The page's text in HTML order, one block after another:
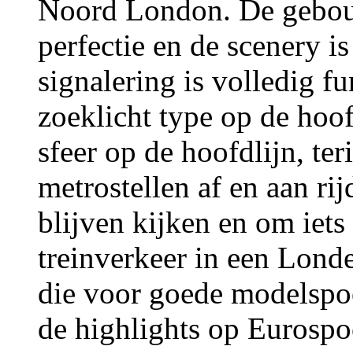
Noord London. De
perfectie en de scenery
signalering is volledig
zoeklicht type op de
sfeer op de hoofdlijn,
metrostellen af en aan
blijven kijken en om iets
treinverkeer in een
die voor goede
de highlights op